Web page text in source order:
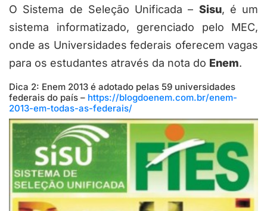
O Sistema de Seleção Unificada – Sisu, é um
sistema informatizado, gerenciado pelo MEC,
onde as Universidades federais oferecem vagas
para os estudantes através da nota do Enem.
Dica 2: Enem 2013 é adotado pelas 59 universidades
federais do país – https://blogdoenem.com.br/enem-
2013-em-todas-as-federais/